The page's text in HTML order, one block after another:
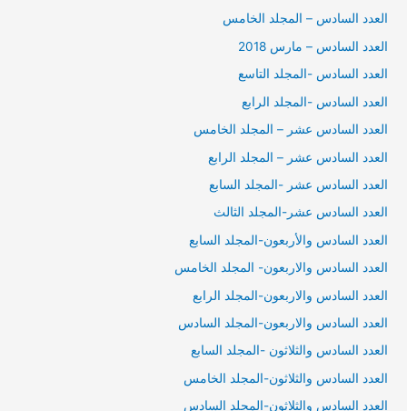
العدد السادس – المجلد الخامس
العدد السادس – مارس 2018
العدد السادس -المجلد التاسع
العدد السادس -المجلد الرابع
العدد السادس عشر – المجلد الخامس
العدد السادس عشر – المجلد الرابع
العدد السادس عشر -المجلد السابع
العدد السادس عشر-المجلد الثالث
العدد السادس والأربعون-المجلد السابع
العدد السادس والاربعون- المجلد الخامس
العدد السادس والاربعون-المجلد الرابع
العدد السادس والاربعون-المجلد السادس
العدد السادس والثلاثون -المجلد السابع
العدد السادس والثلاثون-المجلد الخامس
العدد السادس والثلاثون-المجلد السادس